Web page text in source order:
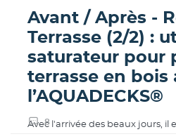
8
Avant / Après -
Terrasse (2/2) :
saturateur pour
terrasse en bois
l’AQUADECKS®
Avec l'arrivée des beaux jours, il